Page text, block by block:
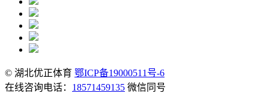
© 湖北优正体育 鄂ICP备19000511号-6
在线咨询电话： 18571459135 微信同号